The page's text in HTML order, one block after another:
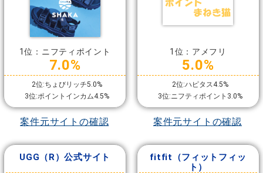
1位：ニフティポイント
7.0%
2位:ちょびリッチ5.0%
3位:ポイントインカム4.5%
案件元サイトの確認
1位：アメフリ
5.0%
2位:ハピタス4.5%
3位:ニフティポイント3.0%
案件元サイトの確認
UGG（R）公式サイト
fitfit（フィットフィッ
ト）